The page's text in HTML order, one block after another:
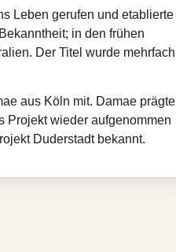
Leben gerufen und etablierte
in den frühen
Der Titel wurde mehrfach
aus Köln mit. Damae prägte
Projekt wieder aufgenommen
Duderstadt bekannt.